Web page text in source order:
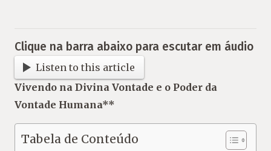
Clique na barra abaixo para escutar em áudio
Listen to this article
Vivendo na Divina Vontade e o Poder da
Vontade Humana**
Tabela de Conteúdo